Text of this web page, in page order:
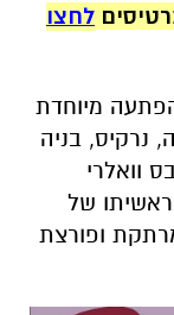
לחצו
מיוחדת
נרקיס, בניה
וואלרי
- מראשיתו של
ופורצת